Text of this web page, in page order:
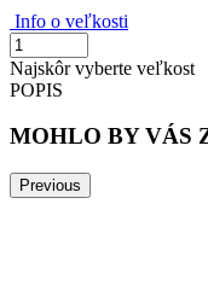
Info o veľkosti
Najskôr vyberte veľkost
POPIS
MOHLO BY VÁS
Previous